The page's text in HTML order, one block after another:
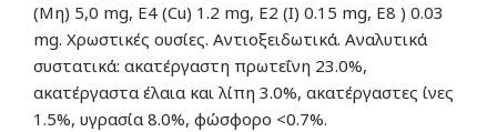
(Μη) 5,0 mg, Ε4 (Cu) 1.2 mg, Ε2 (Ι) 0.15 mg, Ε8 ) 0.03
mg. Χρωστικές ουσίες. Αντιοξειδωτικά. Αναλυτικά
συστατικά: ακατέργαστη πρωτεΐνη 23.0%,
ακατέργαστα έλαια και λίπη 3.0%, ακατέργαστες ίνες
1.5%, υγρασία 8.0%, φώσφορο <0.7%.